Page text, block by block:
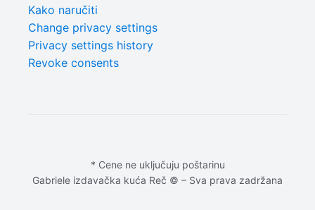
Kako naručiti
Change privacy settings
Privacy settings history
Revoke consents
* Cene ne uključuju poštarinu
Gabriele izdavačka kuća Reč © – Sva prava zadržana